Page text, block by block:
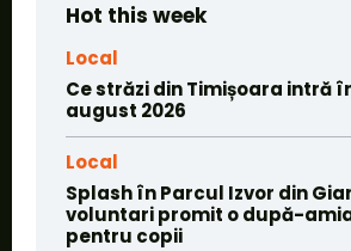
Hot this week
Local
Ce străzi din Timișoara intră
august 2026
Local
Splash în Parcul Izvor din
voluntari promit o după-
pentru copii